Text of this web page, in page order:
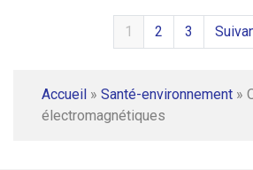
1 2 3
Accueil » Santé-environnement »
électromagnétiques